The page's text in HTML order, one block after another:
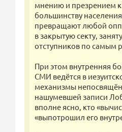
мнению и презрением
большинству
превращают любой
в закрытую секту,
отступников по самым
При этом внутренняя
СМИ ведётся в
механизмы
нашумевшей записи
вполне ясно, кто
«выпотрошил его